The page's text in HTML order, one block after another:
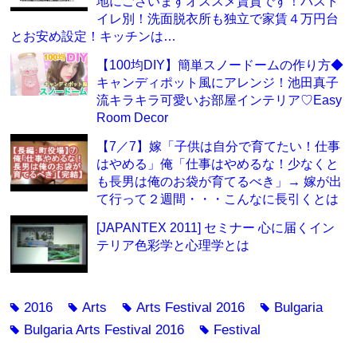
イレ別！洗面脱衣所も独立で家賃４万円台
とお安め設定！キッチンは…
【100均DIY】簡単スノードームの作り方◆
キャンディポット風にアレンジ！池田真子
流キラキラ可愛いお部屋インテリア♡Easy
Room Decor
【7／7】嫁「子供は自分で育てたい！仕事
はやめる」俺「仕事はやめるな！少なくと
も長男は俺のお袋が育てるべき」→ 嫁が出
て行って２週間・・・こんなに長引くとは
[JAPANTEX 2011] セミナー 心に届くイン
テリア色彩学と心理学とは
tag 2016 tagArts tagArts Festival 2016 tag Bulgaria
tag Bulgaria Arts Festival 2016 tag Festival